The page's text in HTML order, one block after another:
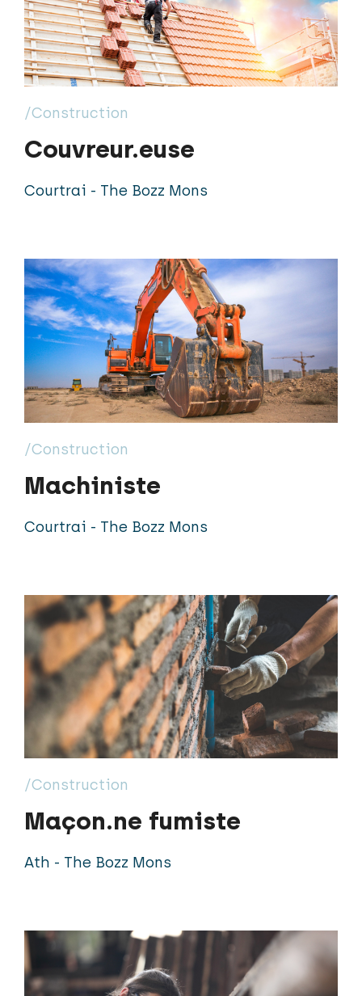
/Construction
Couvreur.euse
Courtrai - The Bozz Mons
/Construction
Machiniste
Courtrai - The Bozz Mons
/Construction
Maçon.ne fumiste
Ath - The Bozz Mons